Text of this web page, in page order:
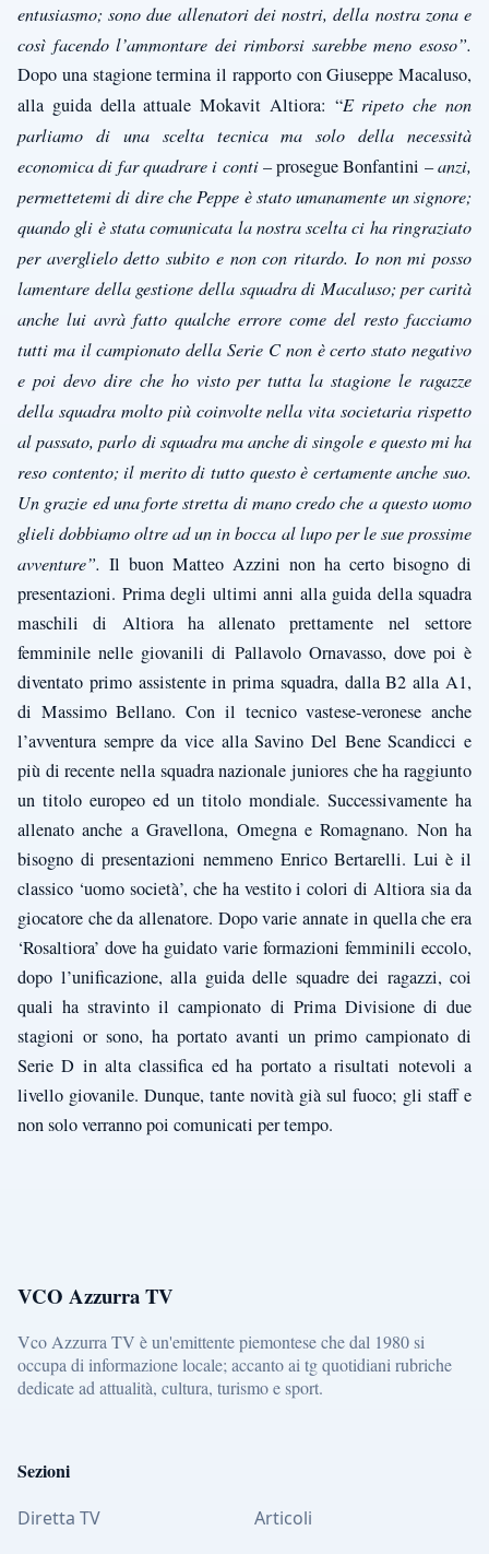
entusiasmo; sono due allenatori dei nostri, della nostra zona e
così facendo l’ammontare dei rimborsi sarebbe meno esoso”.
Dopo una stagione termina il rapporto con Giuseppe Macaluso,
alla guida della attuale Mokavit Altiora: “E ripeto che non
parliamo di una scelta tecnica ma solo della necessità
economica di far quadrare i conti– prosegue Bonfantini –anzi,
permettetemi di dire che Peppe è stato umanamente un signore;
quando gli è stata comunicata la nostra scelta ci ha ringraziato
per averglielo detto subito e non con ritardo. Io non mi posso
lamentare della gestione della squadra di Macaluso; per carità
anche lui avrà fatto qualche errore come del resto facciamo
tutti ma il campionato della Serie C non è certo stato negativo
e poi devo dire che ho visto per tutta la stagione le ragazze
della squadra molto più coinvolte nella vita societaria rispetto
al passato, parlo di squadra ma anche di singole e questo mi ha
reso contento; il merito di tutto questo è certamente anche suo.
Un grazie ed una forte stretta di mano credo che a questo uomo
glieli dobbiamo oltre ad un in bocca al lupo per le sue prossime
avventure”. Il buon Matteo Azzini non ha certo bisogno di
presentazioni. Prima degli ultimi anni alla guida della squadra
maschili di Altiora ha allenato prettamente nel settore
femminile nelle giovanili di Pallavolo Ornavasso, dove poi è
diventato primo assistente in prima squadra, dalla B2 alla A1,
di Massimo Bellano. Con il tecnico vastese-veronese anche
l’avventura sempre da vice alla Savino Del Bene Scandicci e
più di recente nella squadra nazionale juniores che ha raggiunto
un titolo europeo ed un titolo mondiale. Successivamente ha
allenato anche a Gravellona, Omegna e Romagnano. Non ha
bisogno di presentazioni nemmeno Enrico Bertarelli. Lui è il
classico ‘uomo società’, che ha vestito i colori di Altiora sia da
giocatore che da allenatore. Dopo varie annate in quella che era
‘Rosaltiora’ dove ha guidato varie formazioni femminili eccolo,
dopo l’unificazione, alla guida delle squadre dei ragazzi, coi
quali ha stravinto il campionato di Prima Divisione di due
stagioni or sono, ha portato avanti un primo campionato di
Serie D in alta classifica ed ha portato a risultati notevoli a
livello giovanile. Dunque, tante novità già sul fuoco; gli staff e
non solo verranno poi comunicati per tempo.
VCO Azzurra TV
Vco Azzurra TV è un'emittente piemontese che dal 1980 si
occupa di informazione locale; accanto ai tg quotidiani rubriche
dedicate ad attualità, cultura, turismo e sport.
Sezioni
Diretta TV
Articoli